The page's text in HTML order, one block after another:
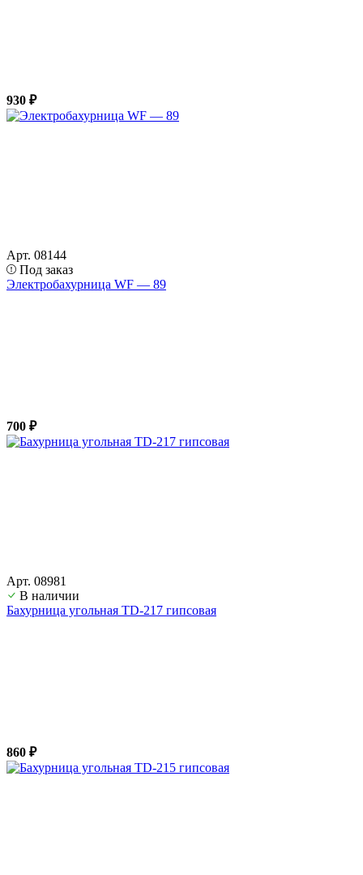
930 ₽
Арт. 08144
Под заказ
Электробахурница WF — 89
700 ₽
Арт. 08981
В наличии
Бахурница угольная TD-217 гипсовая
860 ₽